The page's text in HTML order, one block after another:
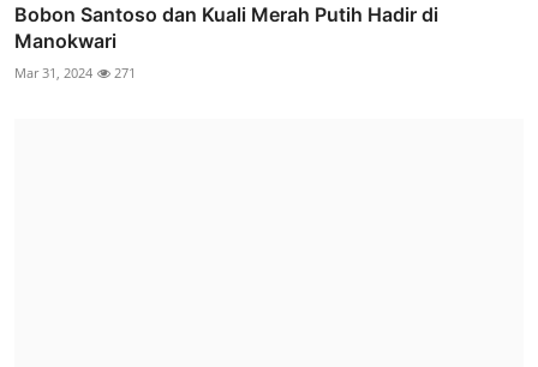
Bobon Santoso dan Kuali Merah Putih Hadir di
Manokwari
Mar 31, 2024 271